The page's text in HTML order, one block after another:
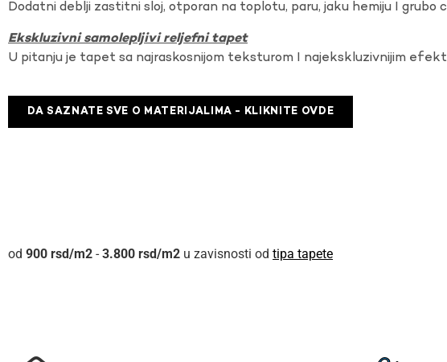
Dodatni deblji zastitni sloj, otporan na toplotu, paru, jaku hemiju I grubo
Ekskluzivni samolepljivi reljefni tapet
U pitanju je tapet sa najraskosnijom teksturom I najekskluzivnijim
DA SAZNATE SVE O MATERIJALIMA - KLIKNITE OVDE
900 rsd - 3.800 rsd u zavisnosti od tipa tapete